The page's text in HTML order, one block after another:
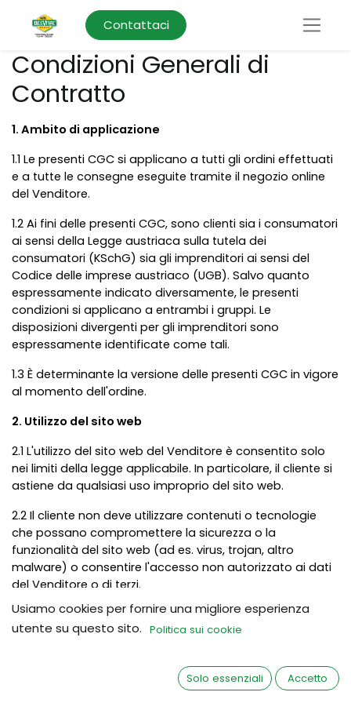
Contattaci
Condizioni Generali di
Contratto
1. Ambito di applicazione
1.1 Le presenti CGC si applicano a tutti gli ordini effettuati
e a tutte le consegne eseguite tramite il negozio online
del Venditore.
1.2 Ai fini delle presenti CGC, sono clienti sia i consumatori
ai sensi della Legge austriaca sulla tutela dei
consumatori (KSchG) sia gli imprenditori ai sensi del
Codice delle imprese austriaco (UGB). Salvo quanto
espressamente indicato diversamente, le presenti
condizioni si applicano a entrambi i gruppi. Le
disposizioni divergenti per gli imprenditori sono
espressamente identificate come tali.
1.3 È determinante la versione delle presenti CGC in vigore
al momento dell'ordine.
2. Utilizzo del sito web
2.1 L'utilizzo del sito web del Venditore è consentito solo
nei limiti della legge applicabile. In particolare, il cliente si
astiene da qualsiasi uso improprio del sito web.
2.2 Il cliente non deve utilizzare contenuti o tecnologie
che possano compromettere la sicurezza o la
funzionalità del sito web (ad es. virus, trojan, altro
malware) o consentire l'accesso non autorizzato ai dati
del Venditore o di terzi.
2.3 In caso di sospetto di atti penalmente rilevanti, il
Venditore si riserva il diritto di coinvolgere le autorità di
misura consentita dalla legge.
Usiamo cookies per fornire una migliore esperienza
utente su questo sito. Politica sui cookie
Solo essenziali Accetto